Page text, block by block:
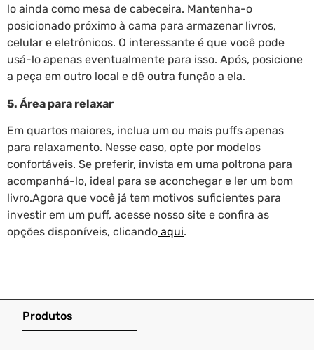
lo ainda como mesa de cabeceira. Mantenha-o
posicionado próximo à cama para armazenar livros,
celular e eletrônicos. O interessante é que você pode
usá-lo apenas eventualmente para isso. Após, posicione
a peça em outro local e dê outra função a ela.
5. Área para relaxar
Em quartos maiores, inclua um ou mais puffs apenas
para relaxamento. Nesse caso, opte por modelos
confortáveis. Se preferir, invista em uma poltrona para
acompanhá-lo, ideal para se aconchegar e ler um bom
livro.Agora que você já tem motivos suficientes para
investir em um puff, acesse nosso site e confira as
opções disponíveis, clicando aqui.
Produtos